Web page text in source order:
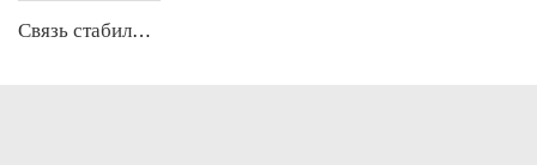
Связь стабилизатора